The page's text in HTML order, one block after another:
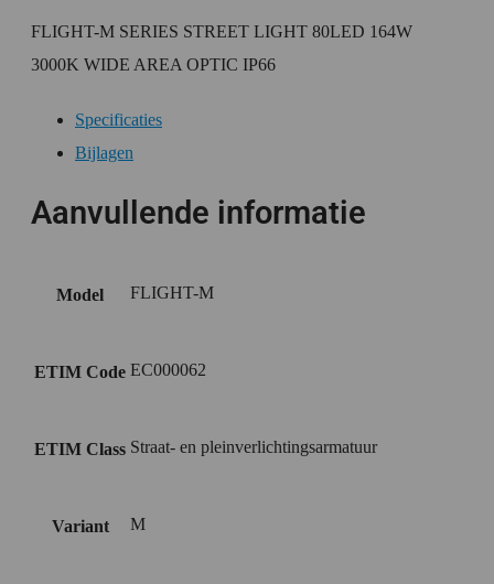
FLIGHT-M SERIES STREET LIGHT 80LED 164W
3000K WIDE AREA OPTIC IP66
Specificaties
Bijlagen
Aanvullende informatie
Model FLIGHT-M
ETIM Code EC000062
ETIM Class Straat- en pleinverlichtingsarmatuur
Variant M